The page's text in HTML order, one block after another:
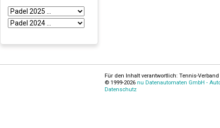
Für den Inhalt verantwortlich: Tennis-
© 1999-2026 nu Datenautomaten GmbH -
Datenschutz